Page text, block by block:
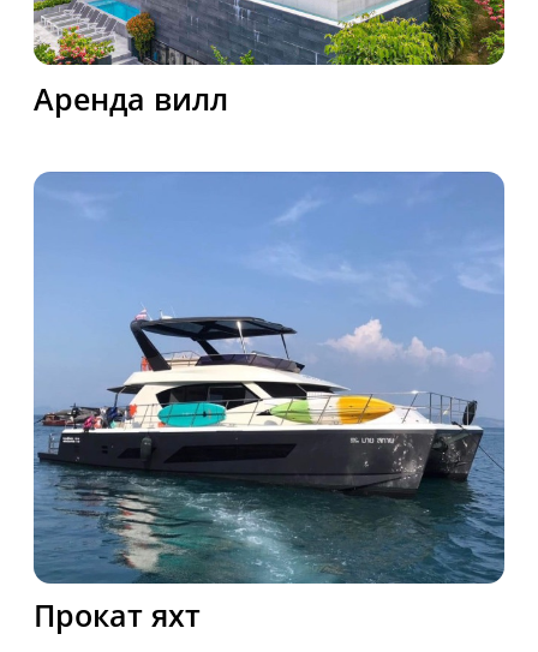
Офис
Мессенджеры
bikephuket@gmail.com
Email